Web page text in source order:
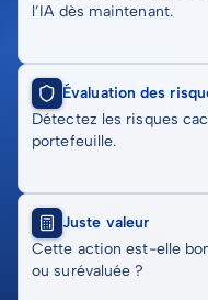
l’IA dès maintenant.
Évaluation des
Détectez les risques
portefeuille.
Juste valeur
Cette action est-elle
ou surévaluée ?